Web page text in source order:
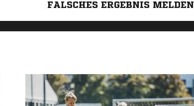
FALSCHES ERGEBNIS MELDEN